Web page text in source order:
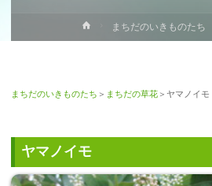
ー
まちだのいきものたち
まちだのいきものたち ＞ まちだの草花＞ヤマノイモ
ヤマノイモ